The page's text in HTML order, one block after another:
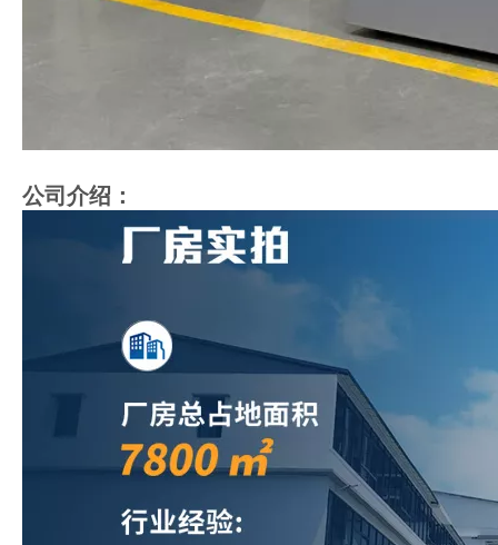
公司介绍：